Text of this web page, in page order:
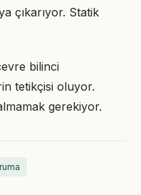
çıkarıyor. Statik
bilinci
tetikçisi oluyor.
gerekiyor.